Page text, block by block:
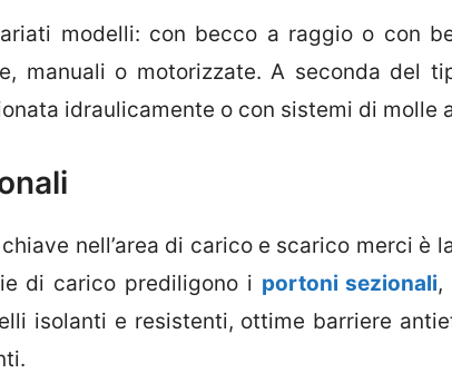
modelli: con becco a raggio o con
manuali o motorizzate. A seconda del
idraulicamente o con sistemi di molle
nell’area di carico e scarico merci è
di carico prediligono i portoni sezionali,
isolanti e resistenti, ottime barriere